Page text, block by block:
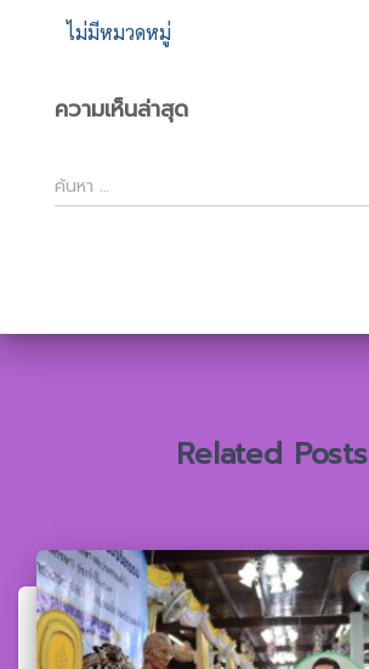
ไม่มีหมวดหมู่
ความเห็นล่าสุด
ค้
น
ห
ค้นหา …
Related Posts